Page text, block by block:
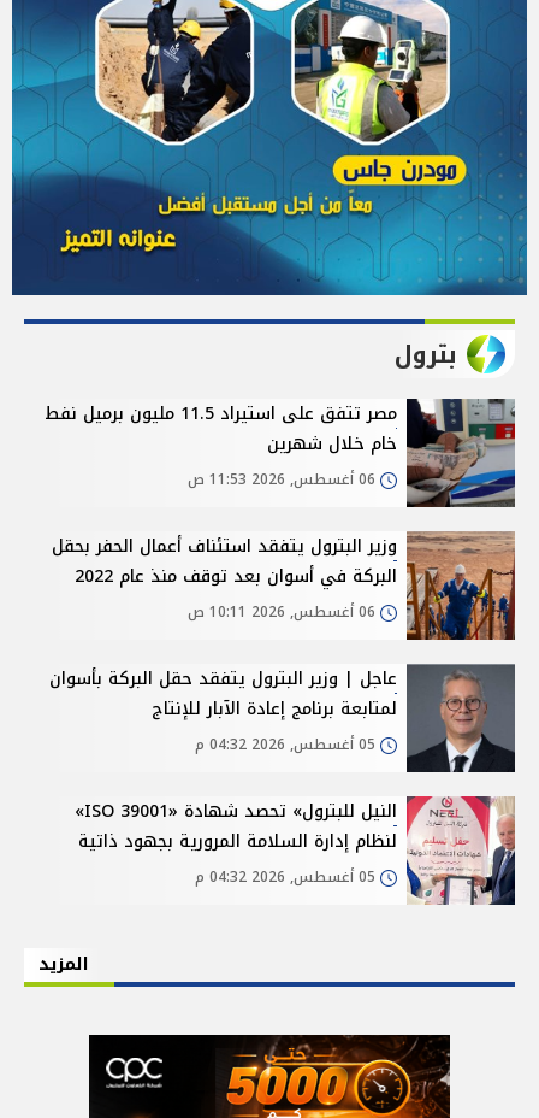
بترول
مصر تتفق على استيراد 11.5 مليون برميل نفط
خام خلال شهرين
وزير البترول يتفقد استئناف أعمال الحفر بحقل
البركة في أسوان بعد توقف منذ عام 2022
عاجل | وزير البترول يتفقد حقل البركة بأسوان
لمتابعة برنامج إعادة الآبار للإنتاج
النيل للبترول» تحصد شهادة «ISO 39001»
لنظام إدارة السلامة المرورية بجهود ذاتية
المزيد